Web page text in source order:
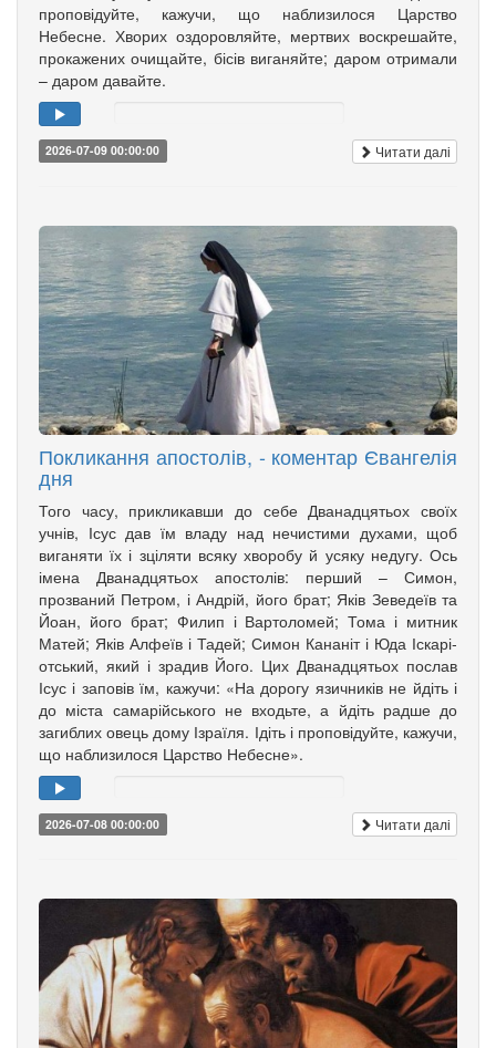
проповідуйте, кажучи, що наблизилося Царство
Небесне. Хворих оздоровляйте, мертвих воскрешайте,
прокажених очищайте, бісів виганяйте; даром отримали
– даром давайте.
2026-07-09 00:00:00 Читати далі
Покликання апостолів, - коментар Євангелія
дня
Того часу, прикликавши до себе Дванадцятьох своїх
учнів, Ісус дав їм владу над нечистими духами, щоб
вига­няти їх і зціляти всяку хворобу й усяку недугу. Ось
імена Дванадцятьох апо­столів: перший – Симон,
прозваний Петром, і Андрій, його брат; Яків Зе­­ведеїв та
Йоан, його брат; Филип і Вартоломей; Тома і мит­ник
Матей; Яків Алфеїв і Та­дей; Симон Кананіт і Юда Іска­рі­
от­ський, який і зрадив Його. Цих Дванадцятьох послав
Ісус і заповів їм, кажучи: «На дорогу язич­ників не йдіть і
до міста самарійського не входьте, а йдіть радше до
загиблих овець дому Ізраїля. Ідіть і проповідуйте, кажучи,
що наблизилося Царство Небесне».
2026-07-08 00:00:00 Читати далі